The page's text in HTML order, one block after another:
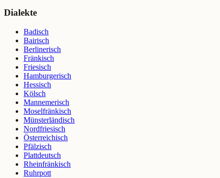
Dialekte
Badisch
Bairisch
Berlinerisch
Fränkisch
Friesisch
Hamburgerisch
Hessisch
Kölsch
Mannemerisch
Moselfränkisch
Münsterländisch
Nordfriesisch
Österreichisch
Pfälzisch
Plattdeutsch
Rheinfränkisch
Ruhrpott